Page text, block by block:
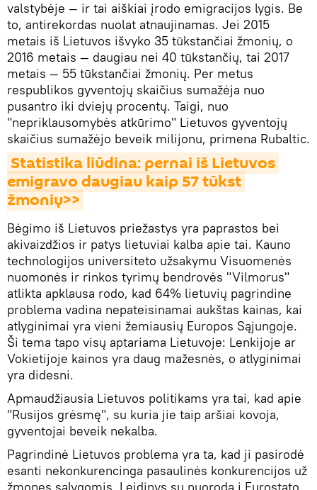
valstybėje — ir tai aiškiai įrodo emigracijos lygis. Be
to, antirekordas nuolat atnaujinamas. Jei 2015
metais iš Lietuvos išvyko 35 tūkstančiai žmonių, o
2016 metais — daugiau nei 40 tūkstančių, tai 2017
metais — 55 tūkstančiai žmonių. Per metus
respublikos gyventojų skaičius sumažėja nuo
pusantro iki dviejų procentų. Taigi, nuo
"nepriklausomybės atkūrimo" Lietuvos gyventojų
skaičius sumažėjo beveik milijonu, primena Rubaltic.
Statistika liūdina: pernai iš Lietuvos
emigravo daugiau kaip 57 tūkst
žmonių>>
Bėgimo iš Lietuvos priežastys yra paprastos bei
akivaizdžios ir patys lietuviai kalba apie tai. Kauno
technologijos universiteto užsakymu Visuomenės
nuomonės ir rinkos tyrimų bendrovės "Vilmorus"
atlikta apklausa rodo, kad 64% lietuvių pagrindine
problema vadina nepateisinamai aukštas kainas, kai
atlyginimai yra vieni žemiausių Europos Sąjungoje.
Ši tema tapo visų aptariama Lietuvoje: Lenkijoje ar
Vokietijoje kainos yra daug mažesnės, o atlyginimai
yra didesni.
Apmaudžiausia Lietuvos politikams yra tai, kad apie
"Rusijos grėsmę", su kuria jie taip aršiai kovoja,
gyventojai beveik nekalba.
Pagrindinė Lietuvos problema yra ta, kad ji pasirodė
esanti nekonkurencinga pasaulinės konkurencijos už
žmones sąlygomis. Leidinys su nuoroda į Eurostato